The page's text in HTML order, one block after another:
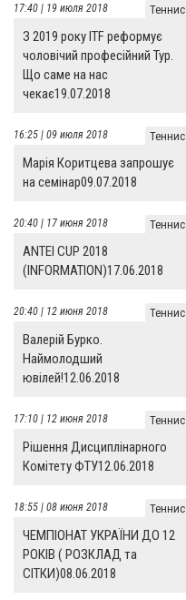
Теннис
17:40 | 19 июля 2018
З 2019 року ITF реформує
чоловічий професійний Тур.
Що саме на нас
чекає19.07.2018
Теннис
16:25 | 09 июля 2018
Марія Коритцева запрошує
на семінар09.07.2018
Теннис
20:40 | 17 июня 2018
ANTEI CUP 2018
(INFORMATION)17.06.2018
Теннис
20:40 | 12 июня 2018
Валерій Бурко.
Наймолодший
ювілей!12.06.2018
Теннис
17:10 | 12 июня 2018
Рішення Дисциплінарного
Комітету ФТУ12.06.2018
Теннис
18:55 | 08 июня 2018
ЧЕМПІОНАТ УКРАЇНИ ДО 12
РОКІВ ( РОЗКЛАД та
СІТКИ)08.06.2018